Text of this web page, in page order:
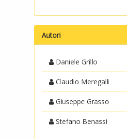
Autori
Daniele Grillo
Claudio Meregalli
Giuseppe Grasso
Stefano Benassi